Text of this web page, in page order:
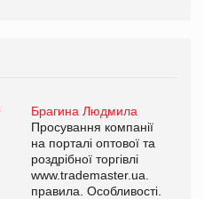
Брагина Людмила
Просування компанії
на порталі оптової та
роздрібної торгівлі
www.trademaster.ua.
правила. Особливості.